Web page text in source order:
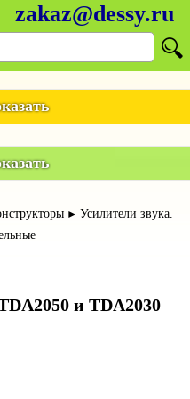
zakaz@dessy.ru
► Усилители звука.
и TDA2030